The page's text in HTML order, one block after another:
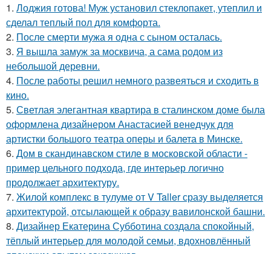
1. Лоджия готова! Муж установил стеклопакет, утеплил и
сделал теплый пол для комфорта.
2. После смерти мужа я одна с сыном осталась.
3. Я вышла замуж за москвича, а сама родом из
небольшой деревни.
4. После работы решил немного развеяться и сходить в
кино.
5. Светлая элегантная квартира в сталинском доме была
оформлена дизайнером Анастасией венедчук для
артистки большого театра оперы и балета в Минске.
6. Дом в скандинавском стиле в московской области -
пример цельного подхода, где интерьер логично
продолжает архитектуру.
7. Жилой комплекс в тулуме от V Taller сразу выделяется
архитектурой, отсылающей к образу вавилонской башни.
8. Дизайнер Екатерина Субботина создала спокойный,
тёплый интерьер для молодой семьи, вдохновлённый